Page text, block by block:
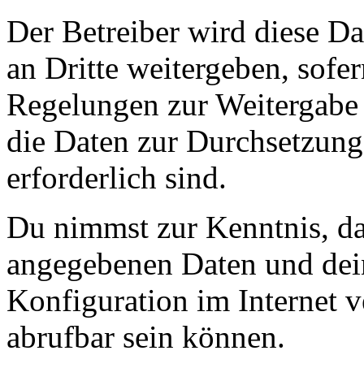
Der Betreiber wird diese
an Dritte weitergeben,
Regelungen zur
die Daten zur
erforderlich sind.
Du nimmst zur Kenntnis,
angegebenen Daten und
Konfiguration im Internet
abrufbar sein können.